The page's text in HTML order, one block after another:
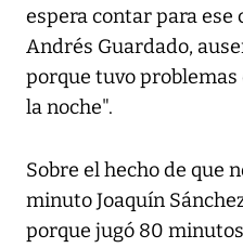
espera contar para ese
Andrés Guardado,
porque tuvo
la noche".
Sobre el hecho de que
minuto Joaquín
porque jugó 80